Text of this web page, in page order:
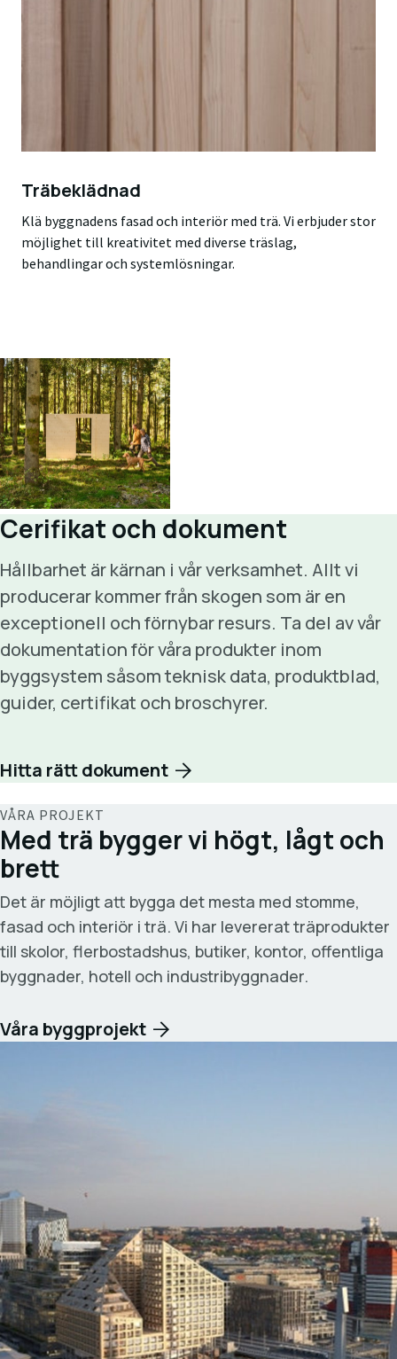
Träbeklädnad
Klä byggnadens fasad och interiör med trä. Vi erbjuder stor
möjlighet till kreativitet med diverse träslag,
behandlingar och systemlösningar.
Cerifikat och dokument
Hållbarhet är kärnan i vår verksamhet. Allt vi
producerar kommer från skogen som är en
exceptionell och förnybar resurs. Ta del av vår
dokumentation för våra produkter inom
byggsystem såsom teknisk data, produktblad,
guider, certifikat och broschyrer.
Hitta rätt dokument
VÅRA PROJEKT
Med trä bygger vi högt, lågt och
brett
Det är möjligt att bygga det mesta med stomme,
fasad och interiör i trä. Vi har levererat träprodukter
till skolor, flerbostadshus, butiker, kontor, offentliga
byggnader, hotell och industribyggnader.
Våra byggprojekt